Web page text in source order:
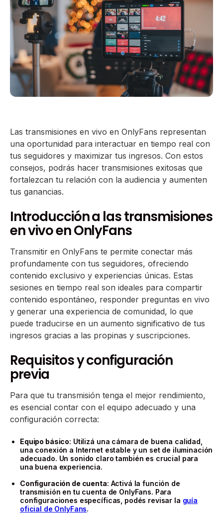
Las transmisiones en vivo en OnlyFans representan
una oportunidad para interactuar en tiempo real con
tus seguidores y maximizar tus ingresos. Con estos
consejos, podrás hacer transmisiones exitosas que
fortalezcan tu relación con la audiencia y aumenten
tus ganancias.
Introducción a las transmisiones
en vivo en OnlyFans
Transmitir en OnlyFans te permite conectar más
profundamente con tus seguidores, ofreciendo
contenido exclusivo y experiencias únicas. Estas
sesiones en tiempo real son ideales para compartir
contenido espontáneo, responder preguntas en vivo
y generar una experiencia de comunidad, lo que
puede traducirse en un aumento significativo de tus
ingresos gracias a las propinas y suscripciones.
Requisitos y configuración
previa
Para que tu transmisión tenga el mejor rendimiento,
es esencial contar con el equipo adecuado y una
configuración correcta:
Equipo básico: Utilizá una cámara de buena calidad,
una conexión a Internet estable y un set de iluminación
adecuado. Un sonido claro también es crucial para
una buena experiencia.
Configuración de cuenta: Activá la función de
transmisión en tu cuenta de OnlyFans. Para
configuraciones específicas, podés revisar la guía
oficial de OnlyFans.